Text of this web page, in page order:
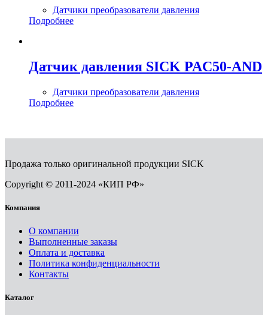
Датчики преобразователи давления
Подробнее
Датчик давления SICK PAC50-AND
Датчики преобразователи давления
Подробнее
Продажа только оригинальной продукции SICK
Copyright © 2011-2024 «КИП РФ»
Компания
О компании
Выполненные заказы
Оплата и доставка
Политика конфиденциальности
Контакты
Каталог